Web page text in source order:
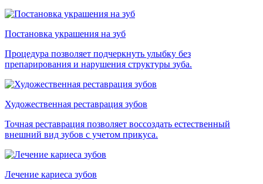
Постановка украшения на зуб
Процедура позволяет подчеркнуть улыбку без
препарирования и нарушения структуры зуба.
Художественная реставрация зубов
Точная реставрация позволяет воссоздать естественный
внешний вид зубов с учетом прикуса.
Лечение кариеса зубов